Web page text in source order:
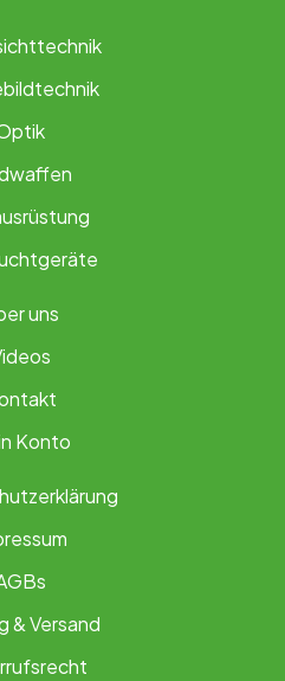
uns
Konto
& Versand